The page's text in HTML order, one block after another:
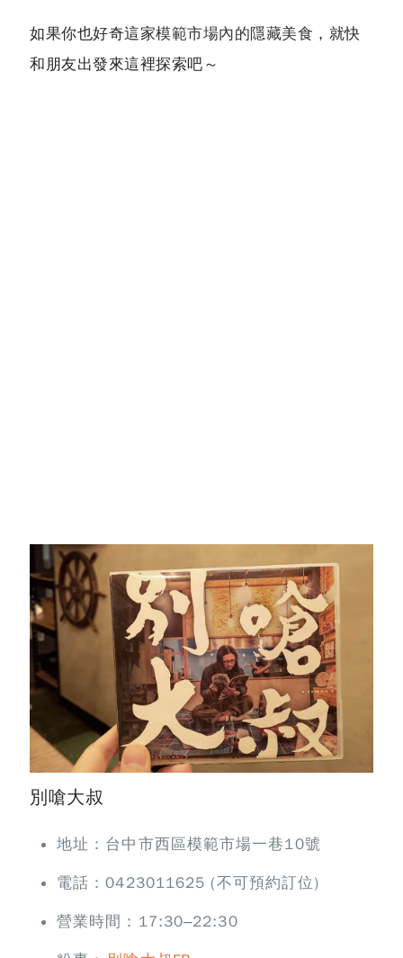
如果你也好奇這家模範市場內的隱藏美食 ，就快
和朋友出發來這裡探索吧～
別嗆大叔
地址：台中市西區模範市場一巷10號
電話：0423011625 (不可預約訂位)
營業時間：17:30–22:30